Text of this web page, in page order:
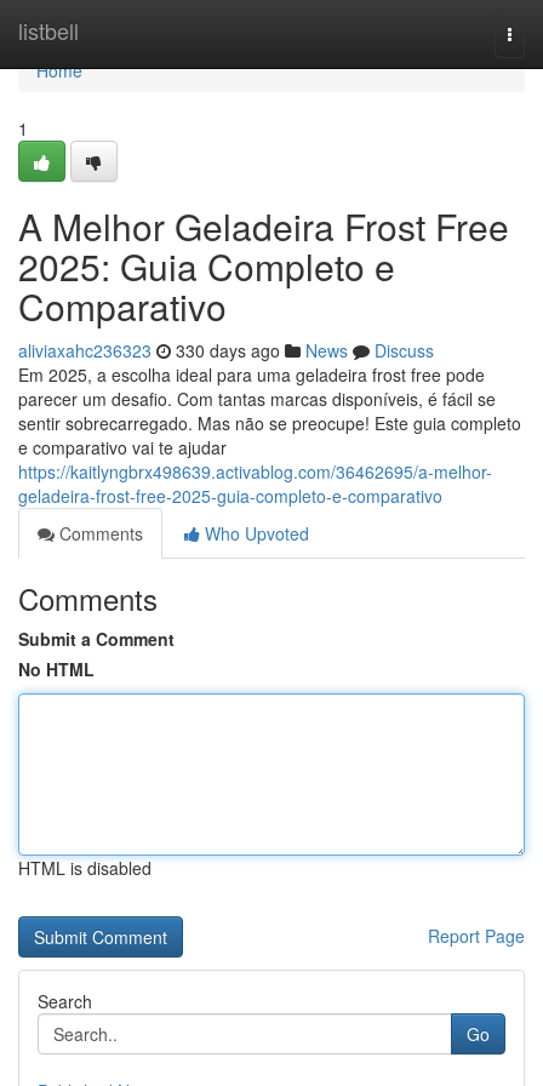
listbell
Home
Home
1
A Melhor Geladeira Frost Free
2025: Guia Completo e
Comparativo
aliviaxahc236323 330 days ago News
Discuss
Em 2025, a escolha ideal para uma geladeira frost free pode
parecer um desafio. Com tantas marcas disponíveis, é fácil se
sentir sobrecarregado. Mas não se preocupe! Este guia completo
e comparativo vai te ajudar
https://kaitlyngbrx498639.activablog.com/36462695/a-melhor-
geladeira-frost-free-2025-guia-completo-e-comparativo
Comments
Who Upvoted
Comments
Submit a Comment
No HTML
HTML is disabled
Report Page
Search
Go